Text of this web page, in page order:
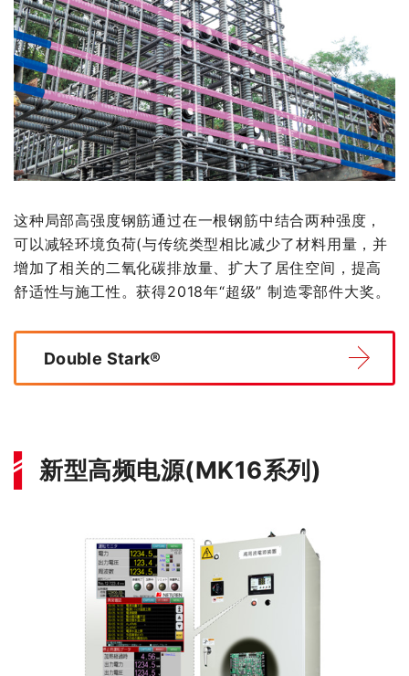
这种局部高强度钢筋通过在一根钢筋中结合两种强度，
可以减轻环境负荷(与传统类型相比减少了材料用量，并
增加了相关的二氧化碳排放量、扩大了居住空间，提高
舒适性与施工性。获得2018年“超级” 制造零部件大奖。
Double Stark®
新型高频电源(MK16系列)